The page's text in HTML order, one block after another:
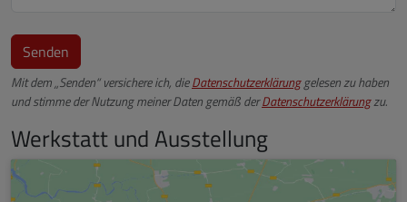
Mit dem „Senden“ versichere ich, dieDatenschutzerklärunggelesen zu haben
und stimme der Nutzung meiner Daten gemäß derDatenschutzerklärungzu.
Werkstatt und Ausstellung